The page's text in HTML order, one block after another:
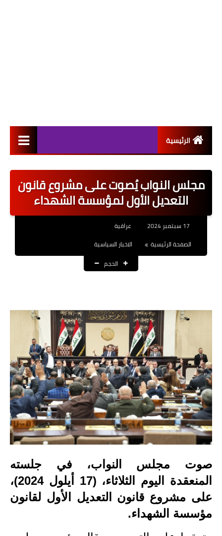
الرئيسية
اخبار القطاع العام
العقود والاجور اليومية
القروض والسلف
المنح المالية
قطع الاراضي
اخبار العراق
الاخبار السياسية
الاخبار الامنية
الاخبار الاقتصادية
الاخبار الرياضية
اخبار وقرارات وزارة التربية
مجلس النواب يُصوت على مشروع قانون
التعديل الأول لمؤسسة الشهداء
عراقية
الصفحة الرئيسية
الاخبار السياسية
الحجم
صوت مجلس النواب، في جلسته
المنعقدة اليوم الثلاثاء، (17 أيلول 2024)،
على مشروع قانون التعديل الأول لقانون
مؤسسة الشهداء.